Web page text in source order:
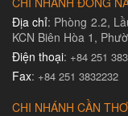
Địa chỉ: Phòng 2.2,
KCN Biên Hòa 1,
Điện thoại: +84 251
Fax: +84 251 3832232
CHI NHÁNH CẦN THƠ